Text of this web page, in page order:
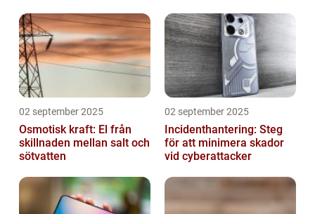
02 september 2025
Osmotisk kraft: El från
skillnaden mellan salt och
sötvatten
02 september 2025
Incidenthantering: Steg
för att minimera skador
vid cyberattacker